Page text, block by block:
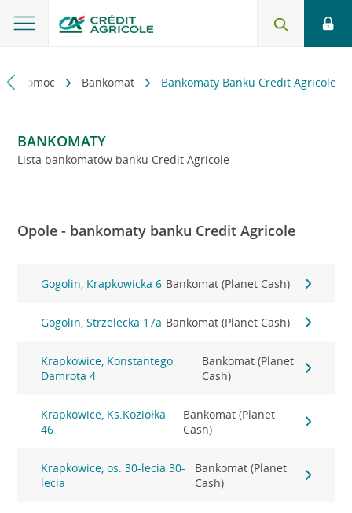
i pomoc Bankomat Bankomaty Banku Credit Agricole
BANKOMATY
Lista bankomatów banku Credit Agricole
Opole - bankomaty banku Credit Agricole
Gogolin, Krapkowicka 6 Bankomat (Planet Cash)
Gogolin, Strzelecka 17a Bankomat (Planet Cash)
Krapkowice, Konstantego
Damrota 4
Bankomat (Planet
Cash)
Krapkowice, Ks.Koziołka
46
Bankomat (Planet
Cash)
Krapkowice, os. 30-lecia 30-
lecia
Bankomat (Planet
Cash)